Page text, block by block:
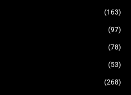
(163)
(97)
(78)
(53)
(268)